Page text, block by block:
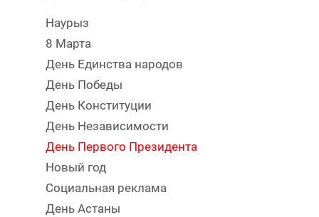
Наурыз
8 Марта
День Единства народов
День Победы
День Конституции
День Независимости
День Первого Президента
Новый год
Социальная реклама
День Астаны